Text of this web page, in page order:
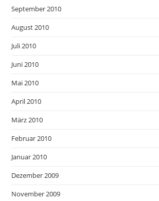
September 2010
August 2010
Juli 2010
Juni 2010
Mai 2010
April 2010
März 2010
Februar 2010
Januar 2010
Dezember 2009
November 2009